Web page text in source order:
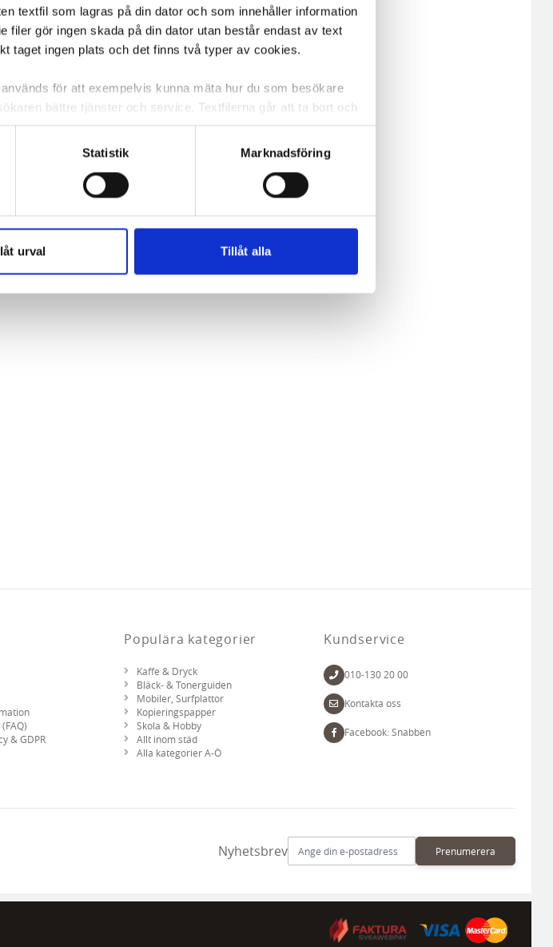
textfil som lagras på din dator och som innehåller information
filer gör ingen skada på din dator utan består endast av text
taget ingen plats och det finns två typer av cookies.
för att exempelvis kunna mäta hur du som besökare
bättre tjänster och service. Textfilerna går att ta bort och
sparas på din dator är endast ett unikt nummer utan
cookies. Under tiden du är inne och besöker sidan delar
Statistik Marknadsföring
urval Tillåt alla
& GDPR
Populära kategorier
Kaffe & Dryck
Bläck- & Tonerguiden
Mobiler, Surfplattor
Kopieringspapper
Skola & Hobby
Allt inom städ
Alla kategorier A-Ö
Kundservice
010-130 20 00
Kontakta oss
Facebook: Snabben
Nyhetsbrev Prenumerera